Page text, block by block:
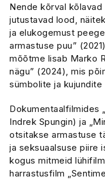
Nende kõrval
jutustavad lood,
ja elukogemust
armastuse puu”
mõõtme lisab Marko
nägu” (2024), mis
sümbolite ja
Dokumentaalfilmides
Indrek Spungin) ja
otsitakse armastuse
ja seksuaalsuse piire
kogus mitmeid
harrastusfilm